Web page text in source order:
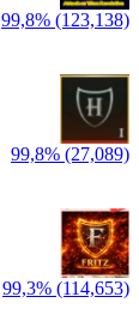
99,8% (123,138)
99,8% (27,089)
99,3% (114,653)